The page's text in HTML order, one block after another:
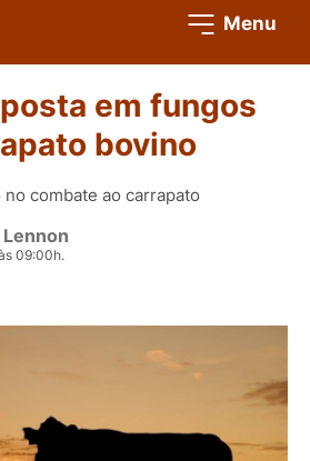
Menu
em fungos
bovino
combate ao carrapato
09:00h.